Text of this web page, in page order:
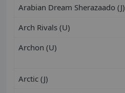
Arabian Dream Sherazaado (J)
Arch Rivals (U)
Archon (U)
Arctic (J)